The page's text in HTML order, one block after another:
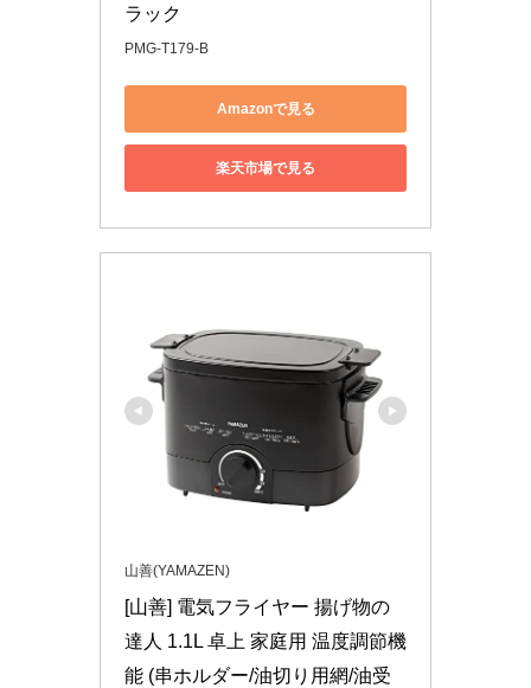
ラック
PMG-T179-B
Amazonで見る
楽天市場で見る
山善(YAMAZEN)
[山善] 電気フライヤー 揚げ物の
達人 1.1L 卓上 家庭用 温度調節機
能 (串ホルダー/油切り用網/油受